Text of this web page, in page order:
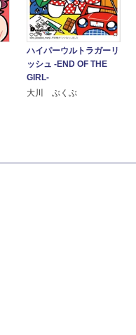
ハイパーウルトラガーリ
ッシュ -END OF THE
GIRL-
大川 ぶくぶ